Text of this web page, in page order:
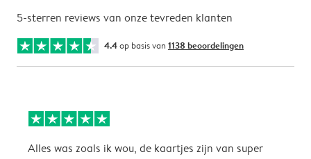
5-sterren reviews van onze tevreden klanten
4.4op basis van 1138 beoordelingen
Alles was zoals ik wou, de kaartjes zijn van super